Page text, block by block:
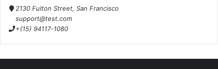
2130 Fulton Street, San Francisco
support@test.com
+(15) 94117-1080